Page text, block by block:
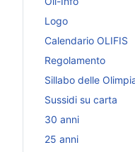
Logo
Calendario OLIFIS
Regolamento
Sillabo delle
Sussidi su carta
30 anni
25 anni